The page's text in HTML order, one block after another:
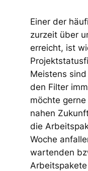
Einer der
zurzeit über
erreicht, ist
Meistens
den Filter
möchte
nahen
die
Woche
wartenden